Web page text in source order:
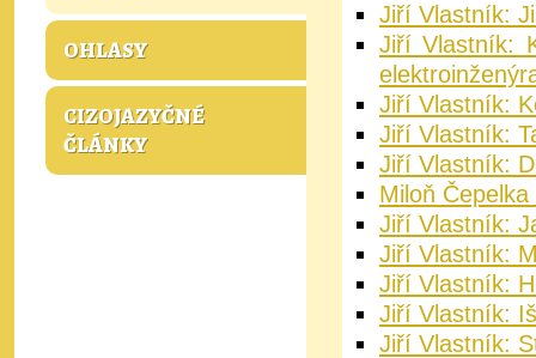
OHLASY
CIZOJAZYČNÉ
ČLÁNKY
Jiří Vlastník:
Jiří Vlastník:
Jiří Vlastník:
Jiří Vlastník:
Jiří Vlastník:
Miloň
Jiří Vlastník:
Jiří Vlastník:
Jiří Vlastník:
Jiří Vlastník:
Jiří Vlastník: